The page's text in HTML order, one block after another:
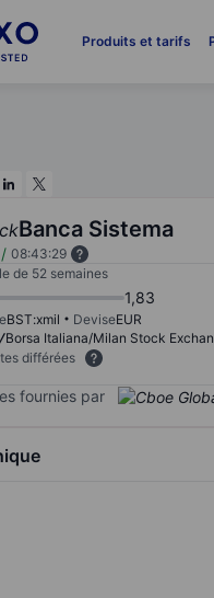
Produits et tarifs
Banca Sistema
/ 08:43:29
de 52 semaines
1,83
BST:xmil DeviseEUR
Borsa Italiana/Milan Stock
différées
fournies par